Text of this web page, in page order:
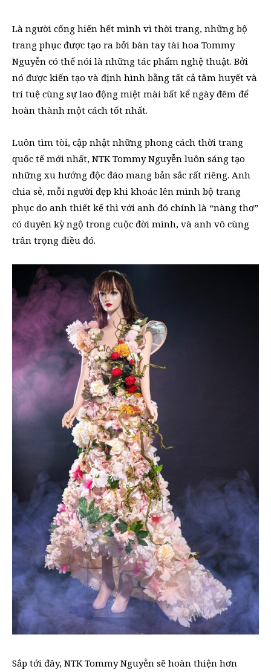
Là người cống hiến hết mình vì thời trang, những bộ
trang phục được tạo ra bởi bàn tay tài hoa Tommy
Nguyễn có thể nói là những tác phẩm nghệ thuật. Bởi
nó được kiến tạo và định hình bằng tất cả tâm huyết và
trí tuệ cùng sự lao động miệt mài bất kể ngày đêm để
hoàn thành một cách tốt nhất.
Luôn tìm tòi, cập nhật những phong cách thời trang
quốc tế mới nhất, NTK Tommy Nguyễn luôn sáng tạo
những xu hướng độc đáo mang bản sắc rất riêng. Anh
chia sẻ, mỗi người đẹp khi khoác lên mình bộ trang
phục do anh thiết kế thì với anh đó chính là “nàng thơ”
có duyên kỳ ngộ trong cuộc đời mình, và anh vô cùng
trân trọng điều đó.
Sắp tới đây, NTK Tommy Nguyễn sẽ hoàn thiện hơn